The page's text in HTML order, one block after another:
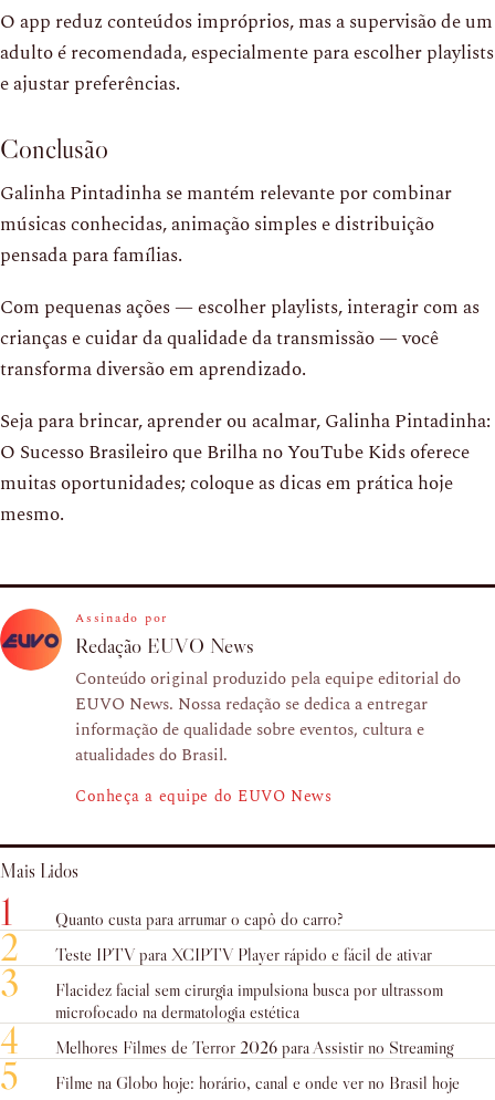
O app reduz conteúdos impróprios, mas a supervisão de um
adulto é recomendada, especialmente para escolher playlists
e ajustar preferências.
Conclusão
Galinha Pintadinha se mantém relevante por combinar
músicas conhecidas, animação simples e distribuição
pensada para famílias.
Com pequenas ações — escolher playlists, interagir com as
crianças e cuidar da qualidade da transmissão — você
transforma diversão em aprendizado.
Seja para brincar, aprender ou acalmar, Galinha Pintadinha:
O Sucesso Brasileiro que Brilha no YouTube Kids oferece
muitas oportunidades; coloque as dicas em prática hoje
mesmo.
Assinado por
Redação EUVO News
Conteúdo original produzido pela equipe editorial do
EUVO News. Nossa redação se dedica a entregar
informação de qualidade sobre eventos, cultura e
atualidades do Brasil.
Conheça a equipe do EUVO News
Mais Lidos
1 Quanto custa para arrumar o capô do carro?
2 Teste IPTV para XCIPTV Player rápido e fácil de ativar
3
Flacidez facial sem cirurgia impulsiona busca por ultrassom
microfocado na dermatologia estética
4 Melhores Filmes de Terror 2026 para Assistir no Streaming
5 Filme na Globo hoje: horário, canal e onde ver no Brasil hoje